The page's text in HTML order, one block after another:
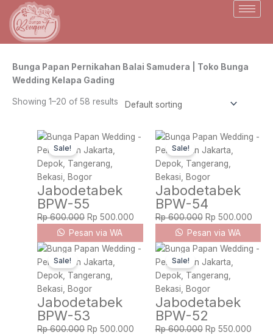
content
Bunga Papan Pernikahan Balai Samudera | Toko Bunga
Wedding Kelapa Gading
Showing 1–20 of 58 results
Sale!
Jabodetabek
BPW-55
Rp600.000
Original
price
was:
Rp 600.000.
Rp 500.000
Current
Rp 500.000.
Pesan via WA
Sale!
Jabodetabek
BPW-54
Rp600.000
Original
price
was:
Rp 600.000.
Rp 500.000
Pesan via WA
Sale!
Jabodetabek
BPW-53
Rp600.000
Original
price
was:
Rp 600.000.
Rp 500.000
Current
Rp 500.000.
Sale!
Jabodetabek
BPW-52
Rp600.000
Original
price
was:
Rp 600.000.
Rp 550.000